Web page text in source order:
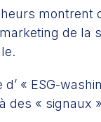
montrent
de la
« ESG-
des « signaux